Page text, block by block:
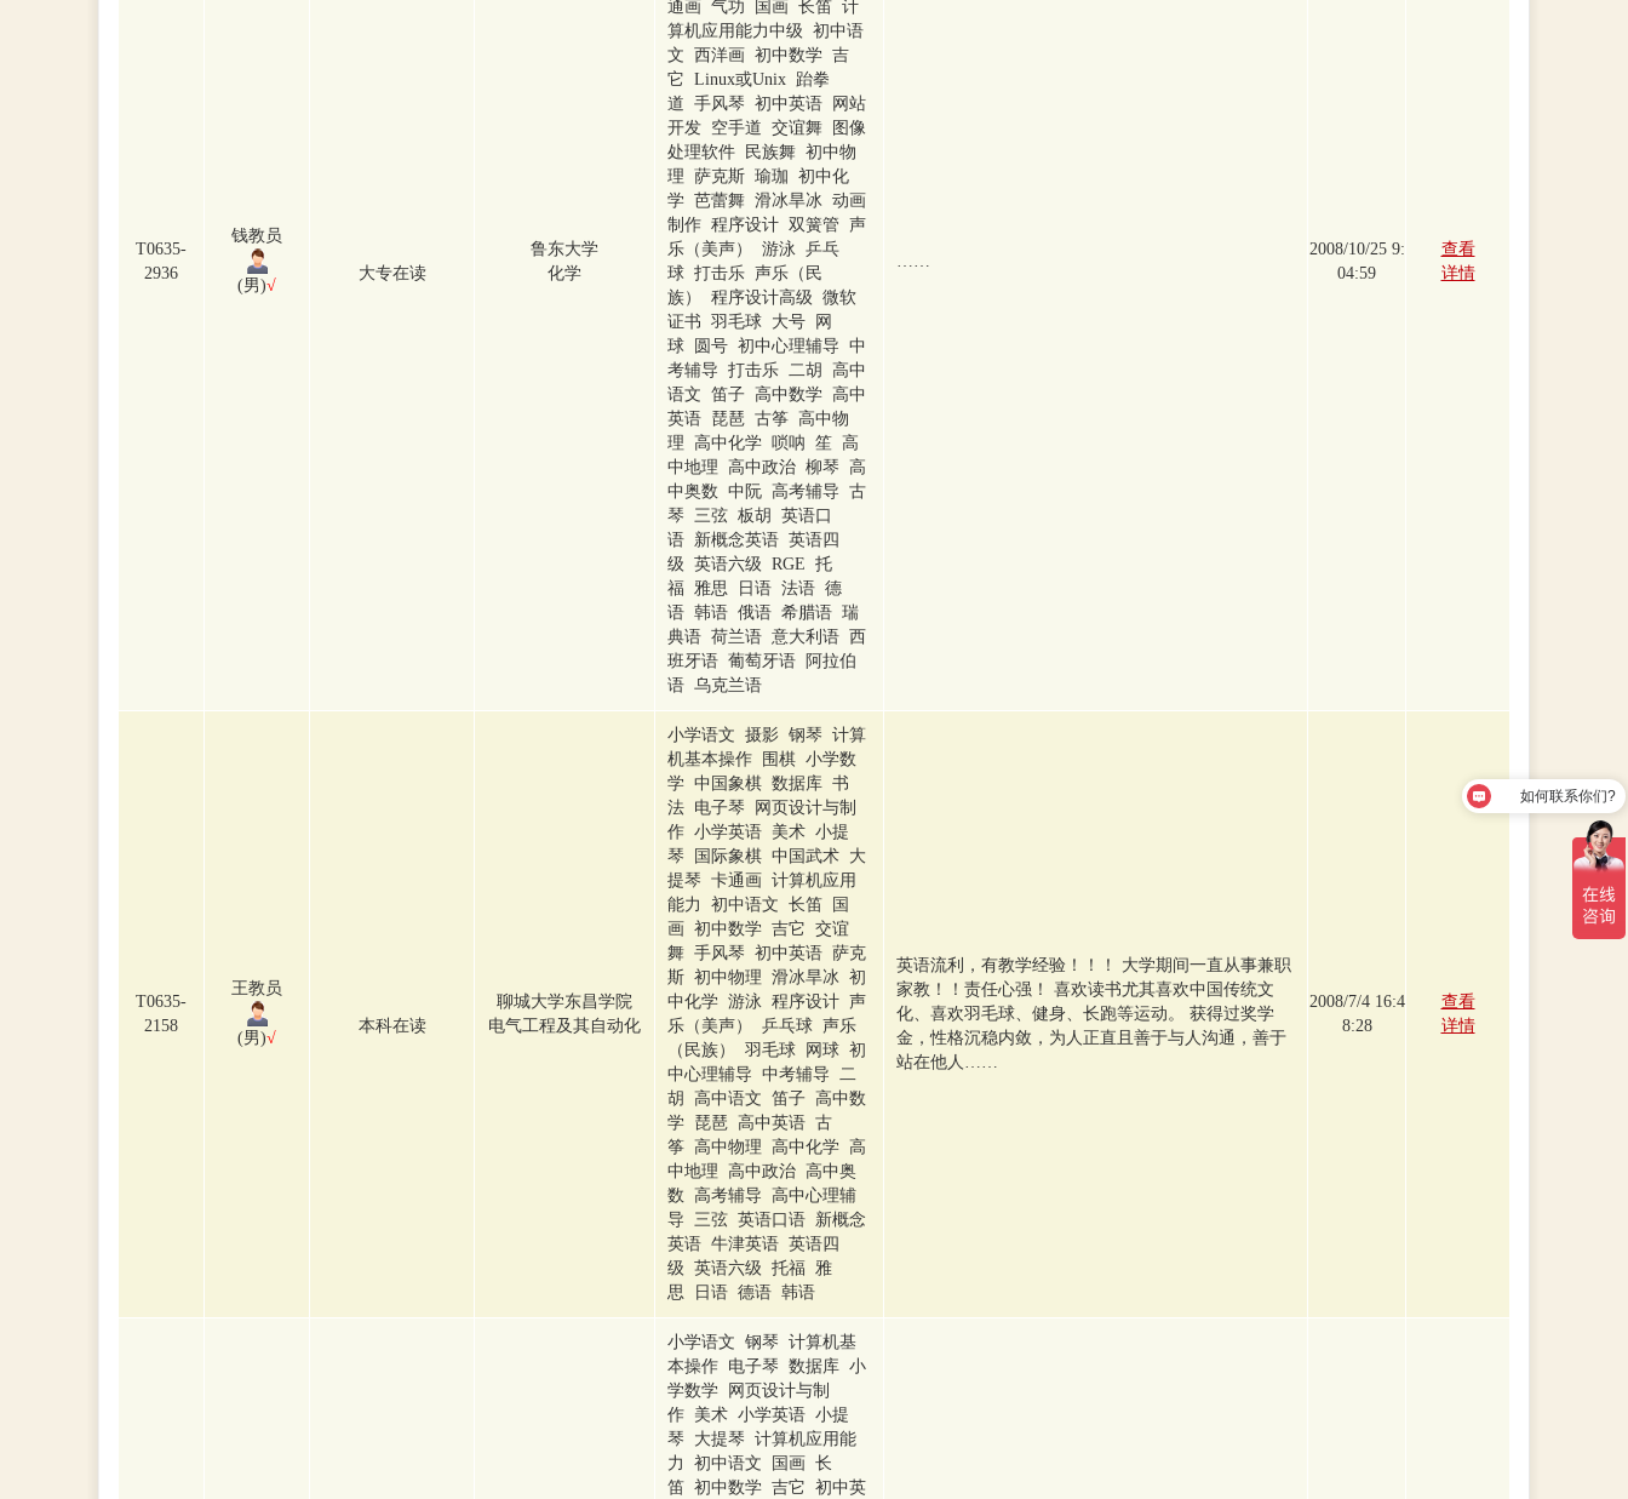
T0635-
2936
钱教员
(男)√
大专在读
鲁东大学
化学
通画 气功 国画 长笛 计
算机应用能力中级 初中语
文 西洋画 初中数学 吉
它 Linux或Unix 跆拳
道 手风琴 初中英语 网站
开发 空手道 交谊舞 图像
处理软件 民族舞 初中物
理 萨克斯 瑜珈 初中化
学 芭蕾舞 滑冰旱冰 动画
制作 程序设计 双簧管 声
乐（美声） 游泳 乒乓
球 打击乐 声乐（民
族） 程序设计高级 微软
证书 羽毛球 大号 网
球 圆号 初中心理辅导 中
考辅导 打击乐 二胡 高中
语文 笛子 高中数学 高中
英语 琵琶 古筝 高中物
理 高中化学 唢呐 笙 高
中地理 高中政治 柳琴 高
中奥数 中阮 高考辅导 古
琴 三弦 板胡 英语口
语 新概念英语 英语四
级 英语六级 RGE 托
福 雅思 日语 法语 德
语 韩语 俄语 希腊语 瑞
典语 荷兰语 意大利语 西
班牙语 葡萄牙语 阿拉伯
语 乌克兰语
……
2008/10/25 9:
04:59
查看
详情
T0635-
2158
王教员
(男)√
本科在读
聊城大学东昌学院
电气工程及其自动化
小学语文 摄影 钢琴 计算
机基本操作 围棋 小学数
学 中国象棋 数据库 书
法 电子琴 网页设计与制
作 小学英语 美术 小提
琴 国际象棋 中国武术 大
提琴 卡通画 计算机应用
能力 初中语文 长笛 国
画 初中数学 吉它 交谊
舞 手风琴 初中英语 萨克
斯 初中物理 滑冰旱冰 初
中化学 游泳 程序设计 声
乐（美声） 乒乓球 声乐
（民族） 羽毛球 网球 初
中心理辅导 中考辅导 二
胡 高中语文 笛子 高中数
学 琵琶 高中英语 古
筝 高中物理 高中化学 高
中地理 高中政治 高中奥
数 高考辅导 高中心理辅
导 三弦 英语口语 新概念
英语 牛津英语 英语四
级 英语六级 托福 雅
思 日语 德语 韩语
英语流利，有教学经验！！！ 大学期间一直从事兼职
家教！！责任心强！ 喜欢读书尤其喜欢中国传统文
化、喜欢羽毛球、健身、长跑等运动。 获得过奖学
金，性格沉稳内敛，为人正直且善于与人沟通，善于
站在他人……
2008/7/4 16:4
8:28
查看
详情
小学语文 钢琴 计算机基
本操作 电子琴 数据库 小
学数学 网页设计与制
作 美术 小学英语 小提
琴 大提琴 计算机应用能
力 初中语文 国画 长
笛 初中数学 吉它 初中英
我要请家教?